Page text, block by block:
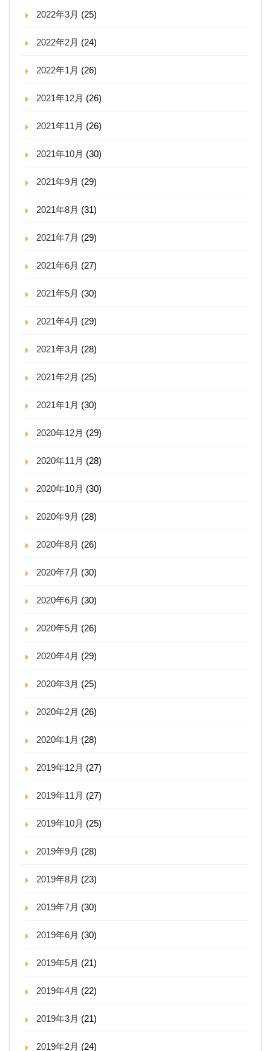
2022年3月 (25)
2022年2月 (24)
2022年1月 (26)
2021年12月 (26)
2021年11月 (26)
2021年10月 (30)
2021年9月 (29)
2021年8月 (31)
2021年7月 (29)
2021年6月 (27)
2021年5月 (30)
2021年4月 (29)
2021年3月 (28)
2021年2月 (25)
2021年1月 (30)
2020年12月 (29)
2020年11月 (28)
2020年10月 (30)
2020年9月 (28)
2020年8月 (26)
2020年7月 (30)
2020年6月 (30)
2020年5月 (26)
2020年4月 (29)
2020年3月 (25)
2020年2月 (26)
2020年1月 (28)
2019年12月 (27)
2019年11月 (27)
2019年10月 (25)
2019年9月 (28)
2019年8月 (23)
2019年7月 (30)
2019年6月 (30)
2019年5月 (21)
2019年4月 (22)
2019年3月 (21)
2019年2月 (24)